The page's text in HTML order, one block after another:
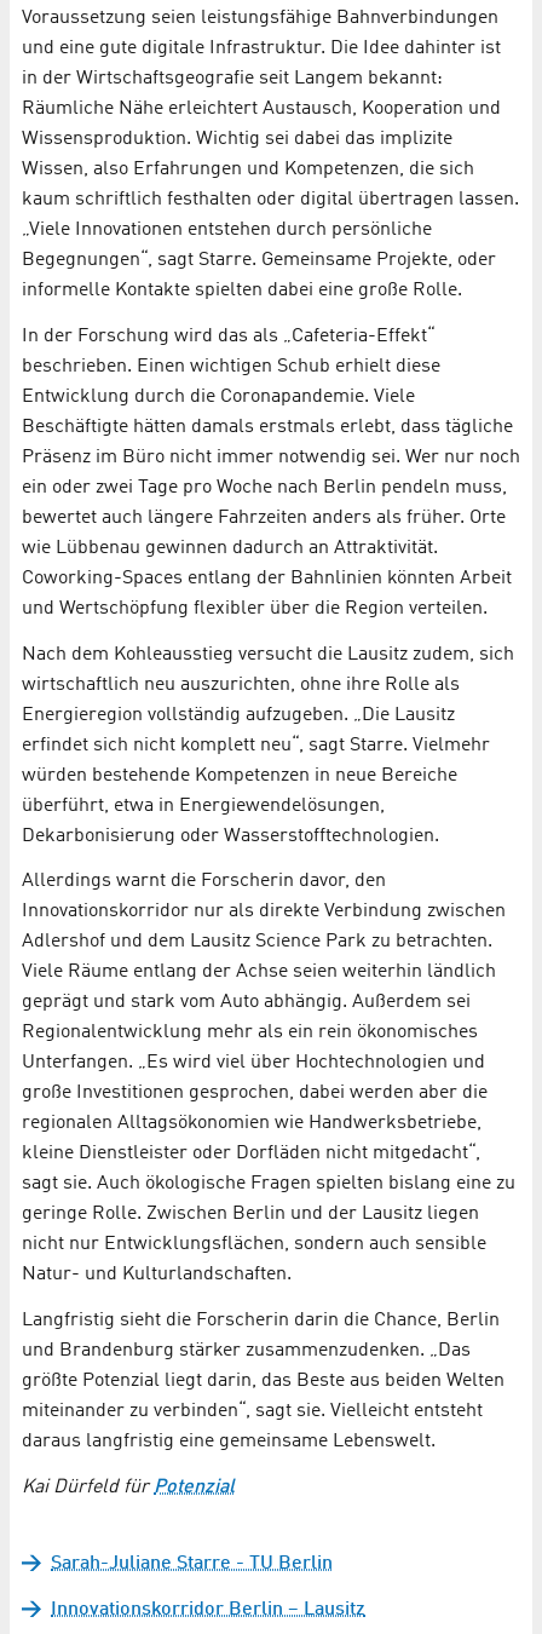
Voraussetzung seien leistungsfähige Bahnverbindungen
und eine gute digitale Infrastruktur. Die Idee dahinter ist
in der Wirtschaftsgeografie seit Langem bekannt:
Räumliche Nähe erleichtert Austausch, Kooperation und
Wissensproduktion. Wichtig sei dabei das implizite
Wissen, also Erfahrungen und Kompetenzen, die sich
kaum schriftlich festhalten oder digital übertragen lassen.
„Viele Innovationen entstehen durch persönliche
Begegnungen“, sagt Starre. Gemeinsame Projekte, oder
informelle Kontakte spielten dabei eine große Rolle.
In der Forschung wird das als „Cafeteria-Effekt“
beschrieben. Einen wichtigen Schub erhielt diese
Entwicklung durch die Coronapandemie. Viele
Beschäftigte hätten damals erstmals erlebt, dass tägliche
Präsenz im Büro nicht immer notwendig sei. Wer nur noch
ein oder zwei Tage pro Woche nach Berlin pendeln muss,
bewertet auch längere Fahrzeiten anders als früher. Orte
wie Lübbenau gewinnen dadurch an Attraktivität.
Coworking-Spaces entlang der Bahnlinien könnten Arbeit
und Wertschöpfung flexibler über die Region verteilen.
Nach dem Kohleausstieg versucht die Lausitz zudem, sich
wirtschaftlich neu auszurichten, ohne ihre Rolle als
Energieregion vollständig aufzugeben. „Die Lausitz
erfindet sich nicht komplett neu“, sagt Starre. Vielmehr
würden bestehende Kompetenzen in neue Bereiche
überführt, etwa in Energiewendelösungen,
Dekarbonisierung oder Wasserstofftechnologien.
Allerdings warnt die Forscherin davor, den
Innovationskorridor nur als direkte Verbindung zwischen
Adlershof und dem Lausitz Science Park zu betrachten.
Viele Räume entlang der Achse seien weiterhin ländlich
geprägt und stark vom Auto abhängig. Außerdem sei
Regionalentwicklung mehr als ein rein ökonomisches
Unterfangen. „Es wird viel über Hochtechnologien und
große Investitionen gesprochen, dabei werden aber die
regionalen Alltagsökonomien wie Handwerksbetriebe,
kleine Dienstleister oder Dorfläden nicht mitgedacht“,
sagt sie. Auch ökologische Fragen spielten bislang eine zu
geringe Rolle. Zwischen Berlin und der Lausitz liegen
nicht nur Entwicklungsflächen, sondern auch sensible
Natur- und Kulturlandschaften.
Langfristig sieht die Forscherin darin die Chance, Berlin
und Brandenburg stärker zusammenzudenken. „Das
größte Potenzial liegt darin, das Beste aus beiden Welten
miteinander zu verbinden“, sagt sie. Vielleicht entsteht
daraus langfristig eine gemeinsame Lebenswelt.
Kai Dürfeld fürPotenzial
Sarah-Juliane Starre - TU Berlin
Innovationskorridor Berlin – Lausitz